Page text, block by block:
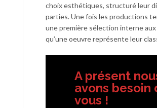
choix esthétiques, structuré leur
parties. Une fois les productions
une première sélection interne
qu’une oeuvre représente leur
A présent
avons besoin
vous !